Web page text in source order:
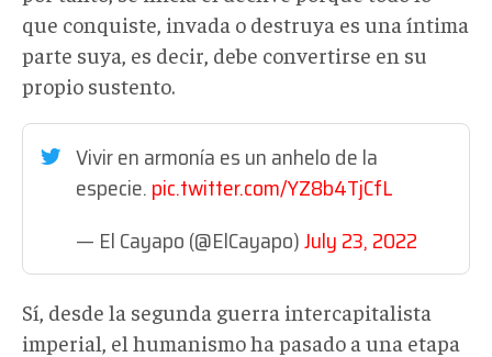
que conquiste, invada o destruya es una íntima
parte suya, es decir, debe convertirse en su
propio sustento.
Vivir en armonía es un anhelo de la
especie.pic.twitter.com/YZ8b4TjCfL
— El Cayapo (@ElCayapo)July 23, 2022
Sí, desde la segunda guerra intercapitalista
imperial, el humanismo ha pasado a una etapa